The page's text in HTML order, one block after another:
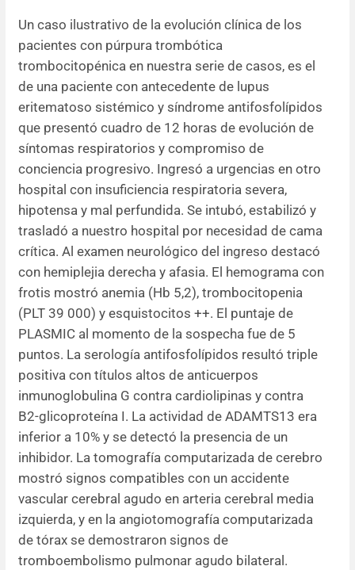
Un caso ilustrativo de la evolución clínica de los
pacientes con púrpura trombótica
trombocitopénica en nuestra serie de casos, es el
de una paciente con antecedente de lupus
eritematoso sistémico y síndrome antifosfolípidos
que presentó cuadro de 12 horas de evolución de
síntomas respiratorios y compromiso de
conciencia progresivo. Ingresó a urgencias en otro
hospital con insuficiencia respiratoria severa,
hipotensa y mal perfundida. Se intubó, estabilizó y
trasladó a nuestro hospital por necesidad de cama
crítica. Al examen neurológico del ingreso destacó
con hemiplejia derecha y afasia. El hemograma con
frotis mostró anemia (Hb 5,2), trombocitopenia
(PLT 39 000) y esquistocitos ++. El puntaje de
PLASMIC al momento de la sospecha fue de 5
puntos. La serología antifosfolípidos resultó triple
positiva con títulos altos de anticuerpos
inmunoglobulina G contra cardiolipinas y contra
B2-glicoproteína I. La actividad de ADAMTS13 era
inferior a 10% y se detectó la presencia de un
inhibidor. La tomografía computarizada de cerebro
mostró signos compatibles con un accidente
vascular cerebral agudo en arteria cerebral media
izquierda, y en la angiotomografía computarizada
de tórax se demostraron signos de
tromboembolismo pulmonar agudo bilateral.